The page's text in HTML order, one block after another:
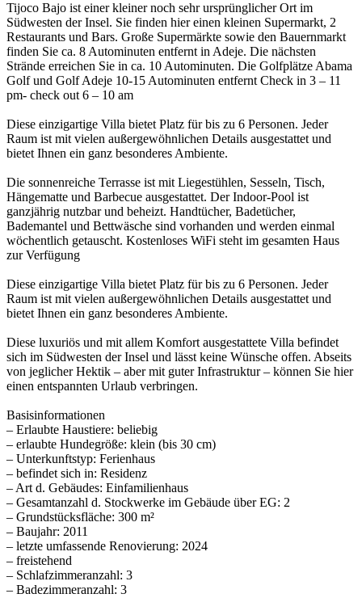
Tijoco Bajo ist einer kleiner noch sehr ursprünglicher Ort im
Südwesten der Insel. Sie finden hier einen kleinen Supermarkt, 2
Restaurants und Bars. Große Supermärkte sowie den Bauernmarkt
finden Sie ca. 8 Autominuten entfernt in Adeje. Die nächsten
Strände erreichen Sie in ca. 10 Autominuten. Die Golfplätze Abama
Golf und Golf Adeje 10-15 Autominuten entfernt Check in 3 – 11
pm- check out 6 – 10 am
Diese einzigartige Villa bietet Platz für bis zu 6 Personen. Jeder
Raum ist mit vielen außergewöhnlichen Details ausgestattet und
bietet Ihnen ein ganz besonderes Ambiente.
Die sonnenreiche Terrasse ist mit Liegestühlen, Sesseln, Tisch,
Hängematte und Barbecue ausgestattet. Der Indoor-Pool ist
ganzjährig nutzbar und beheizt. Handtücher, Badetücher,
Bademantel und Bettwäsche sind vorhanden und werden einmal
wöchentlich getauscht. Kostenloses WiFi steht im gesamten Haus
zur Verfügung
Diese einzigartige Villa bietet Platz für bis zu 6 Personen. Jeder
Raum ist mit vielen außergewöhnlichen Details ausgestattet und
bietet Ihnen ein ganz besonderes Ambiente.
Diese luxuriös und mit allem Komfort ausgestattete Villa befindet
sich im Südwesten der Insel und lässt keine Wünsche offen. Abseits
von jeglicher Hektik – aber mit guter Infrastruktur – können Sie hier
einen entspannten Urlaub verbringen.
Basisinformationen
– Erlaubte Haustiere: beliebig
– erlaubte Hundegröße: klein (bis 30 cm)
– Unterkunftstyp: Ferienhaus
– befindet sich in: Residenz
– Art d. Gebäudes: Einfamilienhaus
– Gesamtanzahl d. Stockwerke im Gebäude über EG: 2
– Grundstücksfläche: 300 m²
– Baujahr: 2011
– letzte umfassende Renovierung: 2024
– freistehend
– Schlafzimmeranzahl: 3
– Badezimmeranzahl: 3